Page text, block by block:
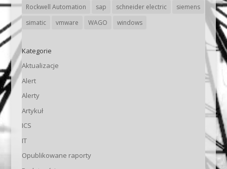
Rockwell Automation
sap schneider electric
siemens
simatic
vmware WAGO windows
Kategorie
Aktualizacje
Alert
Alerty
Artykuł
ICS
IT
Opublikowane raporty